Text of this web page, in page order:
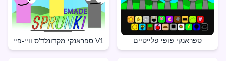
ספראנקי מקדונלד'ס וויי-פיי V1 ספראנקי פופי פלייטיים